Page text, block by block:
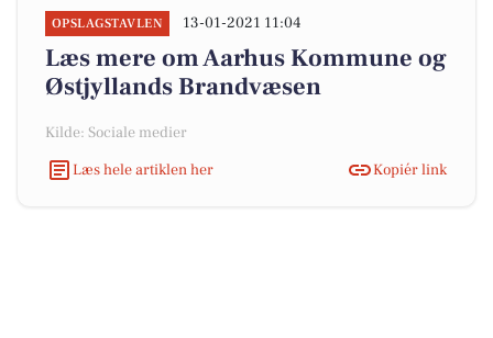
OPSLAGSTAVLEN 13-01-2021 11:04
Læs mere om Aarhus Kommune og
Østjyllands Brandvæsen
Kilde: Sociale medier
Læs hele artiklen her
Kopiér link